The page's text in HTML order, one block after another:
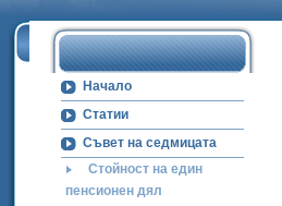
Начало
Статии
Съвет на седмицата
Стойност на един
пенсионен дял